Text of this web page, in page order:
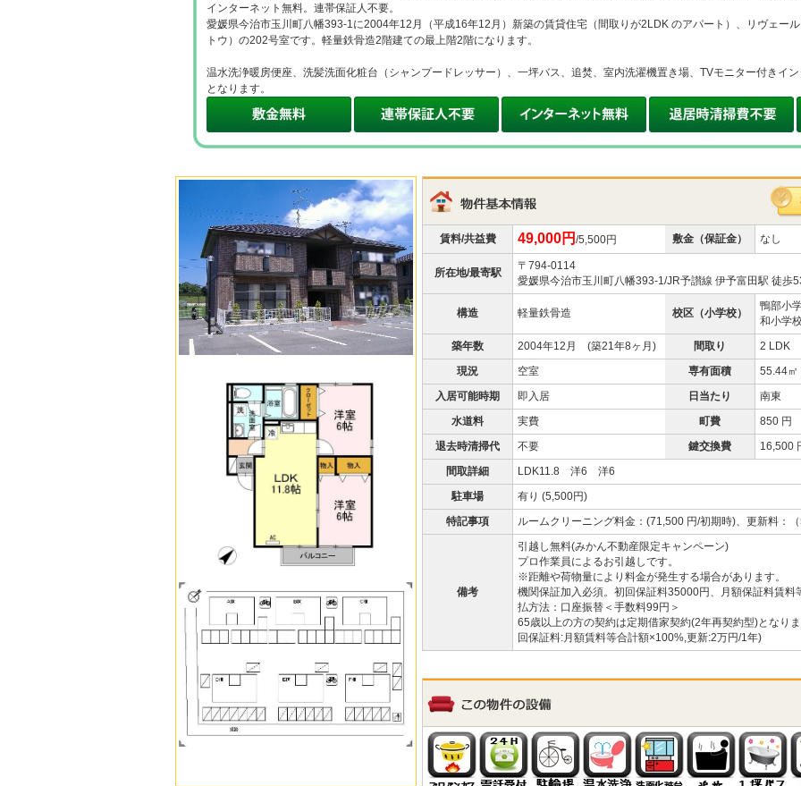
インターネット無料。連帯保証人不要。
愛媛県今治市玉川町八幡393-1に2004年12月（平成16年12月）新築の賃貸住宅（間取りが2LDK のアパート）、リヴェー
トウ）の202号室です。軽量鉄骨造2階建ての最上階2階になります。
温水洗浄暖房便座、洗髪洗面化粧台（シャンプードレッサー）、一坪バス、追焚、室内洗濯機置き場、TVモニター付きイ
となります。
賃料/共益費 49,000円 /5,500円 敷金（保証金） なし
所在地/最寄駅
〒794-0114
愛媛県今治市玉川町八幡393-1/JR予讃線 伊予富田駅 徒歩
構造 軽量鉄骨造 校区（小学校）
鴨部小
和小学
築年数
2004年12月 (築21年8ヶ月) 間取り
2 LDK
現況
空室 専有面積
55.44㎡
入居可能時期
即入居 日当たり
南東
水道料
実費 町費
850 円
退去時清掃代
不要 鍵交換費
16,500
間取詳細
LDK11.8 洋6 洋6
駐車場
有り (5,500円)
特記事項
ルームクリーニング料金：(71,500 円/初期時)、更新料：
備考
引越し無料(みかん不動産限定キャンペーン)
プロ作業員によるお引越しです。
※距離や荷物量により料金が発生する場合があります。
機関保証加入必須。初回保証料35000円、月額保証料賃
払方法：口座振替＜手数料99円＞
65歳以上の方の契約は定期借家契約(2年再契約型)となり
回保証料:月額賃料等合計額×100%,更新:2万円/1年)